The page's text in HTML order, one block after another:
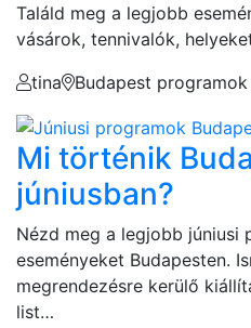
Találd meg a legjobb
vásárok, tennivalók,
tina
Budapest programok
Mi történik
júniusban?
Nézd meg a legjobb júniusi
eseményeket Budapesten.
megrendezésre kerülő
list…